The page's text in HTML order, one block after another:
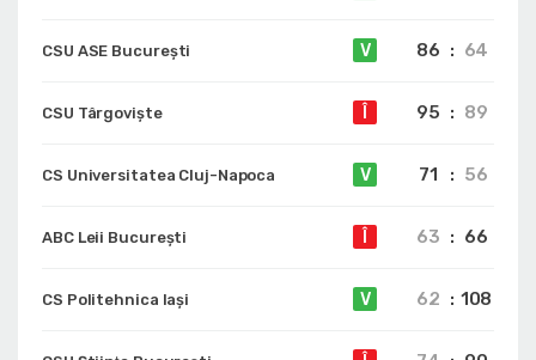
CSU ASE București V 86 : 64
CSU Târgoviște 95 : 89
CS Universitatea Cluj-Napoca V 71 : 56
ABC Leii București 63 : 66
CS Politehnica Iași V 62 : 108